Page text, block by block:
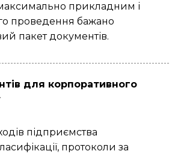
прикладним і
проведення бажано
пакет документів.
для корпоративного
підприємства
протоколи за